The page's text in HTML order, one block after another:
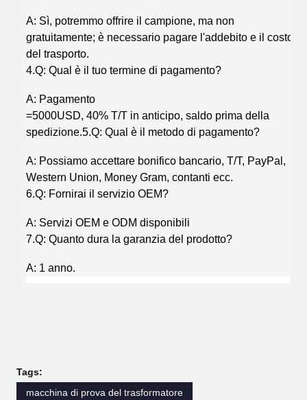
A: Sì, potremmo offrire il campione, ma non
gratuitamente; è necessario pagare l'addebito e il costo
del trasporto.
4.Q: Qual è il tuo termine di pagamento?
A: Pagamento
=5000USD, 40% T/T in anticipo, saldo prima della
spedizione.5.Q: Qual è il metodo di pagamento?
A: Possiamo accettare bonifico bancario, T/T, PayPal,
Western Union, Money Gram, contanti ecc.
6.Q: Fornirai il servizio OEM?
A: Servizi OEM e ODM disponibili
7.Q: Quanto dura la garanzia del prodotto?
A: 1 anno.
Tags:
macchina di prova del trasformatore